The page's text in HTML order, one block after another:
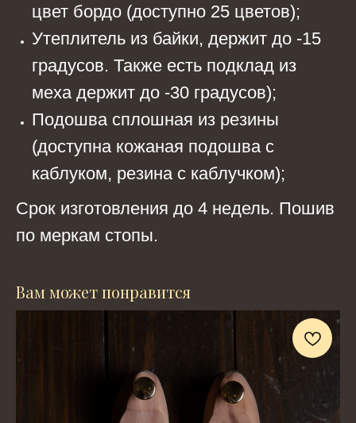
цвет бордо (доступно 25 цветов);
Утеплитель из байки, держит до -15
градусов. Также есть подклад из
меха держит до -30 градусов);
Подошва сплошная из резины
(доступна кожаная подошва с
каблуком, резина с каблучком);
Срок изготовления до 4 недель. Пошив
по меркам стопы.
Вам может понравится